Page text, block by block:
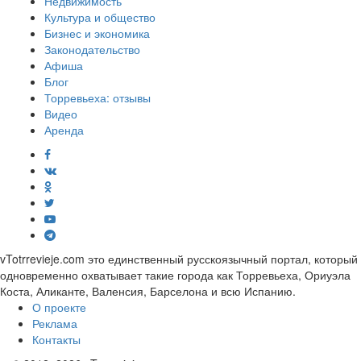
Культура и общество
Бизнес и экономика
Законодательство
Афиша
Блог
Торревьеха: отзывы
Видео
Аренда
vTotrrevieje.com это единственный русскоязычный портал, который
одновременно охватывает такие города как Торревьеха, Ориуэла
Коста, Аликанте, Валенсия, Барселона и всю Испанию.
О проекте
Реклама
Контакты